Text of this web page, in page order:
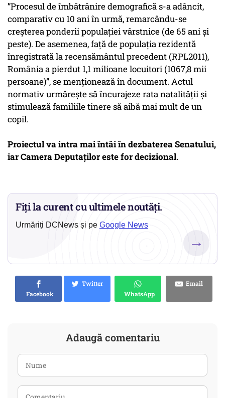
”Procesul de îmbătrânire demografică s-a adâncit,
comparativ cu 10 ani în urmă, remarcându-se
creșterea ponderii populației vârstnice (de 65 ani și
peste). De asemenea, față de populația rezidentă
înregistrată la recensământul precedent (RPL2011),
România a pierdut 1,1 milioane locuitori (1067,8 mii
persoane)”, se menționează în document. Actul
normativ urmărește să încurajeze rata natalității și
stimulează familiile tinere să aibă mai mult de un
copil.
Proiectul va intra mai întâi în dezbaterea Senatului,
iar Camera Deputaților este for decizional.
Fiți la curent cu ultimele noutăți.
Urmăriți DCNews și pe Google News
→
Facebook
Twitter
WhatsApp
Email
Adaugă comentariu